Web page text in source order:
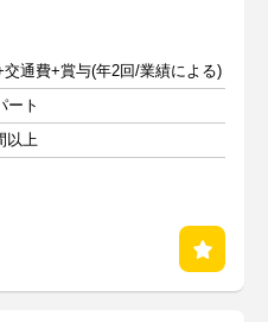
交通費+賞与(年2回/業績による)
ート
以上